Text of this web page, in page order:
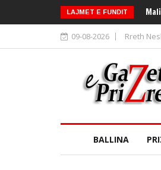
LAJMET E FUNDIT
09-08-2026 Rreth
BALLINA